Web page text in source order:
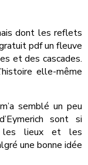
dont les reflets
pdf un fleuve
et des cascades.
elle-même
semblé un peu
sont si
les lieux et les
une bonne idée